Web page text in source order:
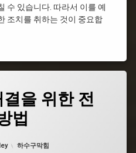
수 있습니다. 따라서 이를 예
조치를 취하는 것이 중요합
을 위한 전
법
짜: 5월 7, 2026
카테고리:
하수구막힘